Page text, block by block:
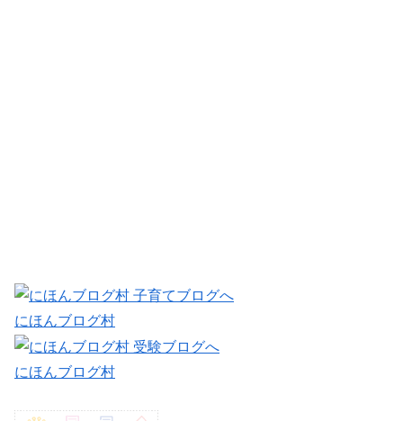
にほんブログ村
にほんブログ村